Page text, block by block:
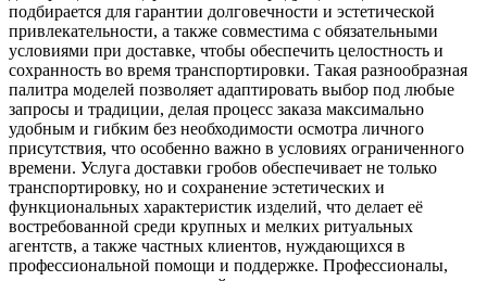
подбирается для гарантии долговечности и эстетической
привлекательности, а также совместима с обязательными
условиями при доставке, чтобы обеспечить целостность и
сохранность во время транспортировки. Такая разнообразная
палитра моделей позволяет адаптировать выбор под любые
запросы и традиции, делая процесс заказа максимально
удобным и гибким без необходимости осмотра личного
присутствия, что особенно важно в условиях ограниченного
времени. Услуга доставки гробов обеспечивает не только
транспортировку, но и сохранение эстетических и
функциональных характеристик изделий, что делает её
востребованной среди крупных и мелких ритуальных
агентств, а также частных клиентов, нуждающихся в
профессиональной помощи и поддержке. Профессионалы,